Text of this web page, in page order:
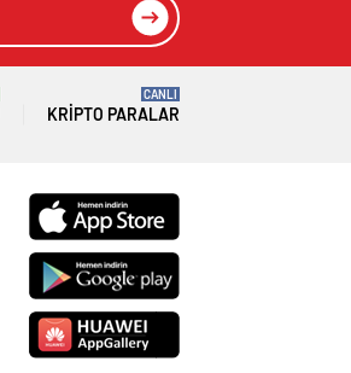
KRIPTO PARALAR
CANLI